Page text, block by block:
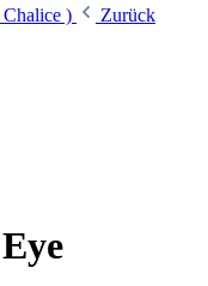
)
Zurück